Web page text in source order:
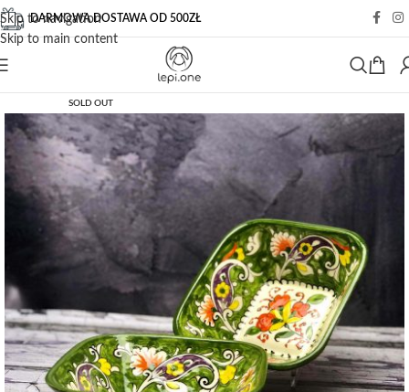
Skip to navigation
Skip to main content
DARMOWA DOSTAWA OD 500ZŁ
SOLD OUT